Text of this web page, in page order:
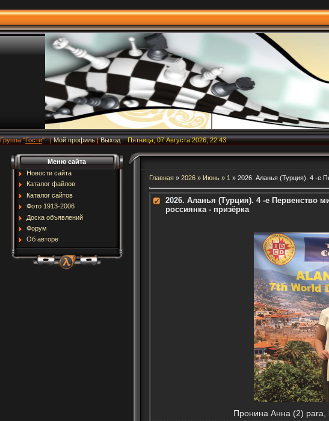
Группа"Гости" |Мой профиль |Выход Пятница, 07 Августа 2026, 22:43
Меню сайта
Новости сайта
Каталог файлов
Каталог сайтов
Фото 1913-2006
Доска объявлений
Форум
Об авторе
Главная» 2026 » Июнь » 1 » 2026. Аланья (Турция). 4 -е
2026. Аланья (Турция). 4 -е Первенство
россиянка - призёрка
Пронина Анна (2) para,